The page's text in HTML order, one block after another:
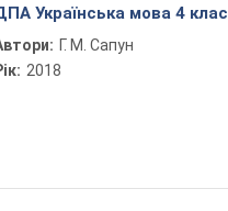
Українська мова 4 клас
Г. М. Сапун
2018